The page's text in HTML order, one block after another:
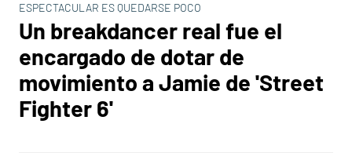
ESPECTACULAR ES QUEDARSE POCO
Un breakdancer real fue el
encargado de dotar de
movimiento a Jamie de 'Street
Fighter 6'